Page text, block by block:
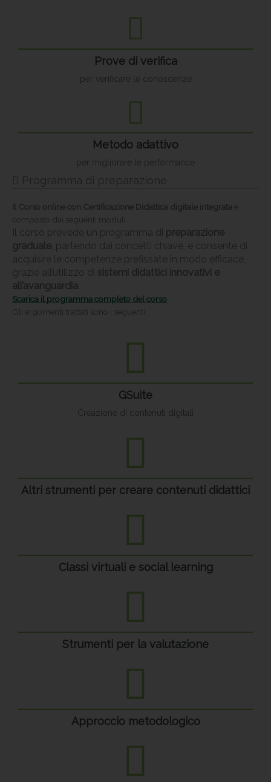
Prove di verifica
per verificare le conoscenze
Metodo adattivo
per migliorare le performance
Programma di preparazione
Il Corso online con Certificazione Didattica digitale integrata è
composto dai seguenti moduli.
Il corso prevede un programma di preparazione
graduale, partendo dai concetti chiave, e consente di
acquisire le competenze prefissate in modo efficace,
grazie all’utilizzo di sistemi didattici innovativi e
all’avanguardia.
Scarica il programma completo del corso
Gli argomenti trattati sono i seguenti:
GSuite
Creazione di contenuti digitali
Altri strumenti per creare contenuti didattici
Classi virtuali e social learning
Strumenti per la valutazione
Approccio metodologico